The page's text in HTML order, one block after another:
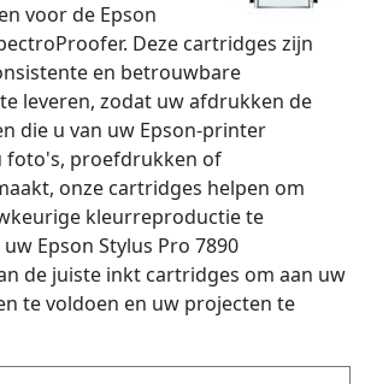
voor de Epson
Deze cartridges zijn
en betrouwbare
leveren, zodat uw afdrukken de
die u van uw Epson-printer
foto's, proefdrukken of
onze cartridges helpen om
kleurreproductie te
Epson Stylus Pro 7890
de juiste inkt cartridges om aan uw
te voldoen en uw projecten te